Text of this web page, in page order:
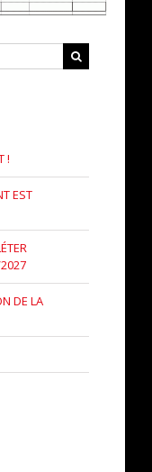
!
EST
2027
DE LA